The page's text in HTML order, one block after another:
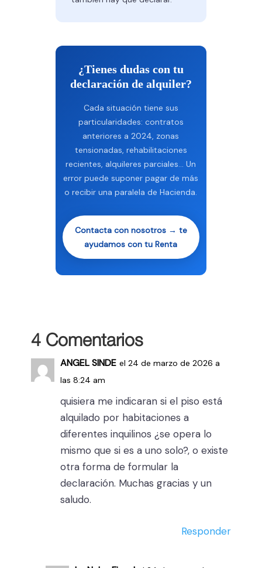
¿Tienes dudas con tu
declaración de alquiler?
Cada situación tiene sus
particularidades: contratos
anteriores a 2024, zonas
tensionadas, rehabilitaciones
recientes, alquileres parciales… Un
error puede suponer pagar de más
o recibir una paralela de Hacienda.
Contacta con nosotros → te
ayudamos con tu Renta
4 Comentarios
ANGEL SINDE el 24 de marzo de 2026 a
las 8:24 am
quisiera me indicaran si el piso está
alquilado por habitaciones a
diferentes inquilinos ¿se opera lo
mismo que si es a uno solo?, o existe
otra forma de formular la
declaración. Muchas gracias y un
saludo.
Responder